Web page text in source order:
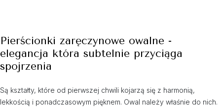
Pierścionki zaręczynowe owalne -
elegancja która subtelnie przyciąga
spojrzenia
Są kształty, które od pierwszej chwili kojarzą się z harmonią,
lekkością i ponadczasowym pięknem. Owal należy właśnie do nich.